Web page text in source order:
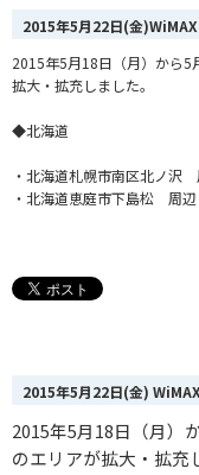
2015年5月22日(金)WiMAX
2015年5月18日（月）から5
拡大・拡充しました。
◆北海道
・北海道札幌市南区北ノ沢
・北海道恵庭市下島松 周辺
2015年5月22日(金)
2015年5月18日（月）
のエリアが拡大・拡充